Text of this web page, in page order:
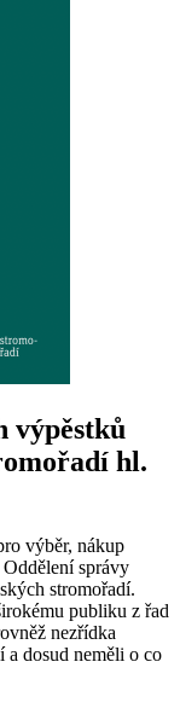
výpěstků
hl.
výběr, nákup
správy
stromořadí.
publiku z řad
nezřídka
dosud neměli o co